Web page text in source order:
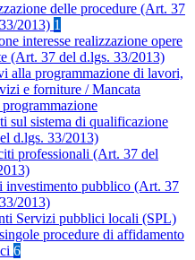
delle procedure (Art. 37
2013) 1
interesse realizzazione opere
(Art. 37 del d.lgs. 33/2013)
alla programmazione di lavori,
e forniture / Mancata
sul sistema di qualificazione
d.lgs. 33/2013)
professionali (Art. 37 del
investimento pubblico (Art. 37
2013)
Servizi pubblici locali (SPL)
procedure di affidamento
6